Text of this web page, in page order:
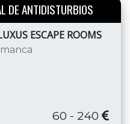
DE ANTIDISTURBIOS
ESCAPE ROOMS
60 - 240